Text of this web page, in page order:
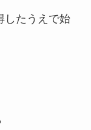
したうえで始